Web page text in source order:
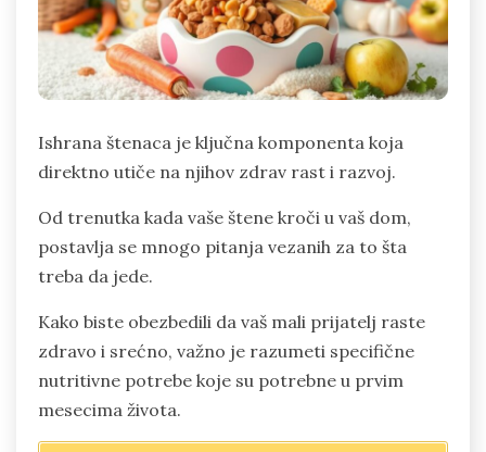
Ishrana štenaca je ključna komponenta koja
direktno utiče na njihov zdrav rast i razvoj.
Od trenutka kada vaše štene kroči u vaš dom,
postavlja se mnogo pitanja vezanih za to šta
treba da jede.
Kako biste obezbedili da vaš mali prijatelj raste
zdravo i srećno, važno je razumeti specifične
nutritivne potrebe koje su potrebne u prvim
mesecima života.